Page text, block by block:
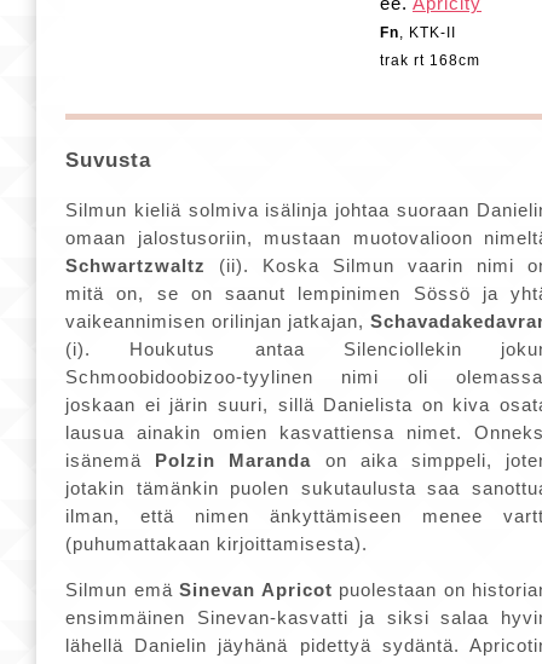
ee. Apricity
Fn, KTK-II
trak rt 168cm
Suvusta
Silmun kieliä solmiva isälinja johtaa suoraan
omaan jalostusoriin, mustaan muotovalioon
Schwartzwaltz
(ii). Koska Silmun vaarin nimi
mitä on, se on saanut lempinimen Sössö ja
vaikeannimisen orilinjan jatkajan,
(i). Houkutus antaa Silenciollekin
Schmoobidoobizoo-tyylinen nimi oli
joskaan ei järin suuri, sillä Danielista on kiva
lausua ainakin omien kasvattiensa nimet.
isänemä
Polzin Maranda on aika simppeli,
jotakin tämänkin puolen sukutaulusta saa
ilman, että nimen änkyttämiseen menee
(puhumattakaan kirjoittamisesta).
Silmun emä Sinevan Apricot puolestaan on
ensimmäinen Sinevan-kasvatti ja siksi salaa
lähellä Danielin jäyhänä pidettyä sydäntä.